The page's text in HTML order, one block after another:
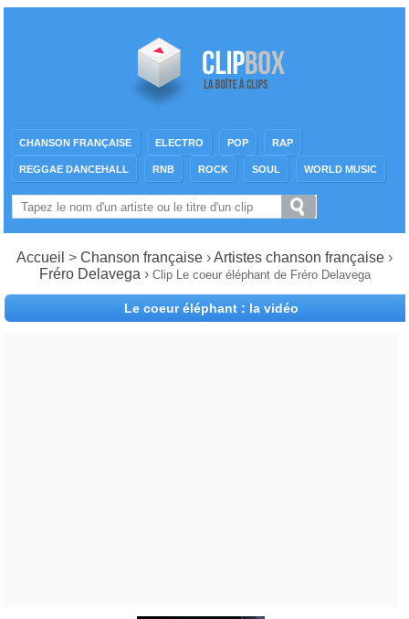
CHANSON FRANÇAISE ELECTRO POP RAP
REGGAE DANCEHALL RNB ROCK SOUL WORLD MUSIC
Accueil > Chanson française ›Artistes chanson française ›
Fréro Delavega › Clip Le coeur éléphant de Fréro Delavega
Le coeur éléphant : la vidéo